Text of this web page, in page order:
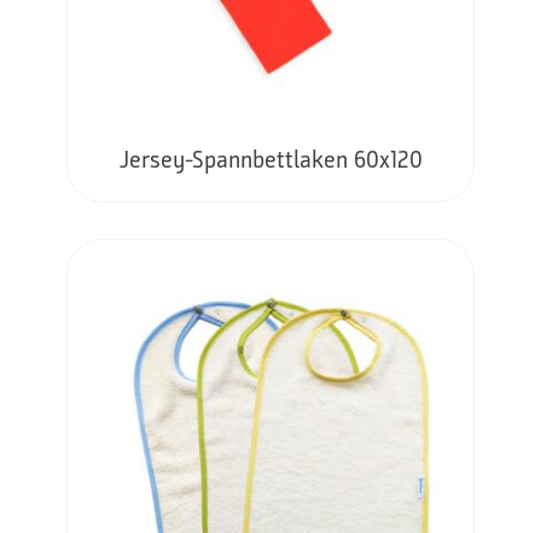
Jersey-Spannbettlaken 60x120